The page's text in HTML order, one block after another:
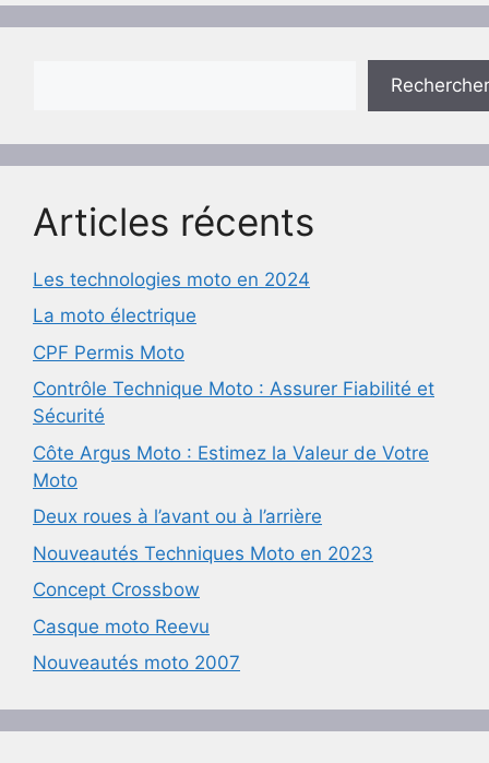
Rechercher
Articles récents
Les technologies moto en 2024
La moto électrique
CPF Permis Moto
Contrôle Technique Moto : Assurer Fiabilité et
Sécurité
Côte Argus Moto : Estimez la Valeur de Votre
Moto
Deux roues à l’avant ou à l’arrière
Nouveautés Techniques Moto en 2023
Concept Crossbow
Casque moto Reevu
Nouveautés moto 2007